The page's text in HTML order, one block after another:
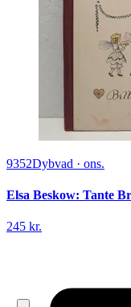
9352Dybvad · ons.
Elsa Beskow: Tante
245 kr.